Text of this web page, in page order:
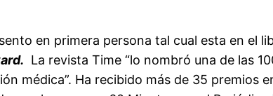
en primera persona tal cual esta en el
La revista Time “lo nombró una de las
médica”. Ha recibido más de 35 premios